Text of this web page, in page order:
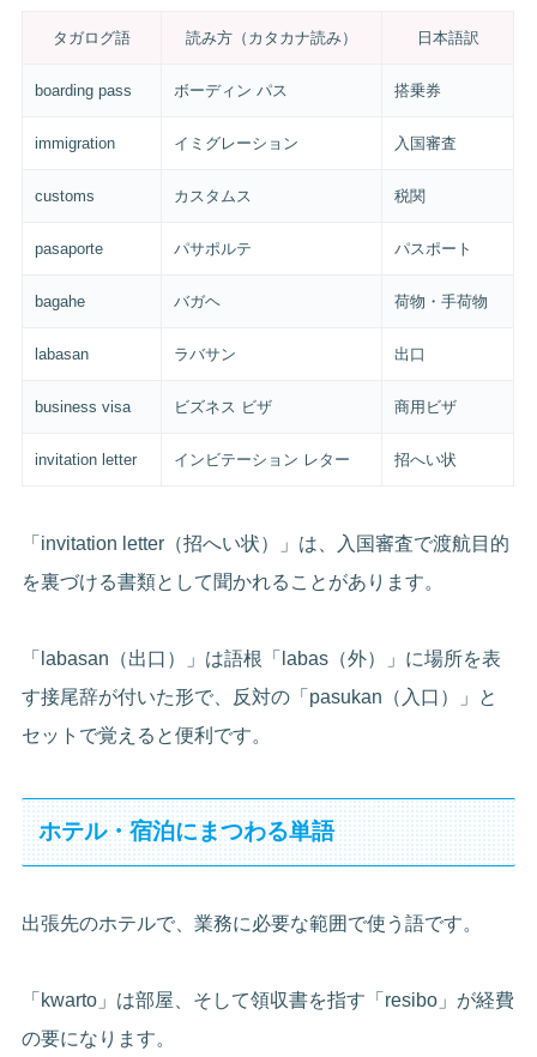
タガログ語 読み方（カタカナ読み） 日本語訳
boarding pass ボーディン パス 搭乗券
immigration イミグレーション 入国審査
customs カスタムス 税関
pasaporte パサポルテ パスポート
bagahe バガヘ 荷物・手荷物
labasan ラバサン 出口
business visa ビズネス ビザ 商用ビザ
invitation letter インビテーション レター 招へい状
「invitation letter（招へい状）」は、入国審査で渡航目的
を裏づける書類として聞かれることがあります。
「labasan（出口）」は語根「labas（外）」に場所を表
す接尾辞が付いた形で、反対の「pasukan（入口）」と
セットで覚えると便利です。
ホテル・宿泊にまつわる単語
出張先のホテルで、業務に必要な範囲で使う語です。
「kwarto」は部屋、そして領収書を指す「resibo」が経費
の要になります。